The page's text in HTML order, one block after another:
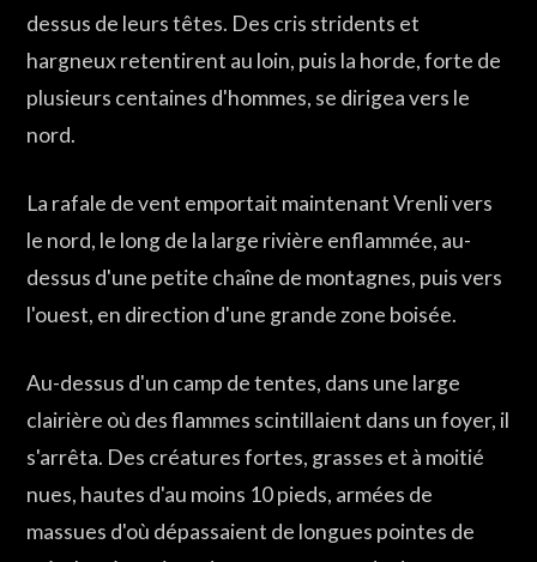
dessus de leurs têtes. Des cris stridents et
hargneux retentirent au loin, puis la horde, forte de
plusieurs centaines d'hommes, se dirigea vers le
nord.
La rafale de vent emportait maintenant Vrenli vers
le nord, le long de la large rivière enflammée, au-
dessus d'une petite chaîne de montagnes, puis vers
l'ouest, en direction d'une grande zone boisée.
Au-dessus d'un camp de tentes, dans une large
clairière où des flammes scintillaient dans un foyer, il
s'arrêta. Des créatures fortes, grasses et à moitié
nues, hautes d'au moins 10 pieds, armées de
massues d'où dépassaient de longues pointes de